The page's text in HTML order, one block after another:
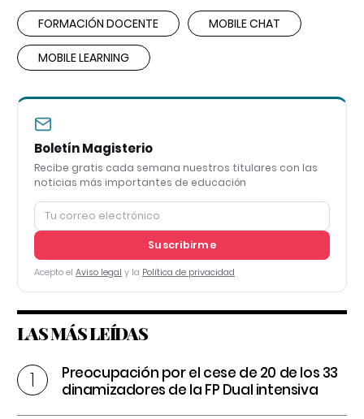
FORMACIÓN DOCENTE MOBILE CHAT
MOBILE LEARNING
Boletín Magisterio
Recibe gratis cada semana nuestros titulares con las
noticias más importantes de educación
Suscribirme
Acepto el Aviso legal y la Política de privacidad
LAS MÁS LEÍDAS
Preocupación por el cese de 20 de los 33
dinamizadores de la FP Dual intensiva